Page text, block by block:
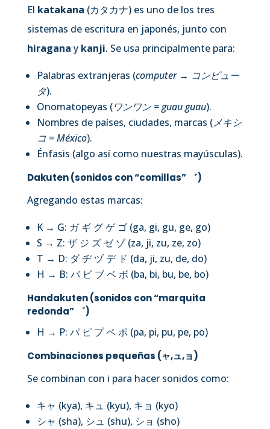
El katakana (カタカナ) es uno de los tres
sistemas de escritura en japonés, junto con
hiragana y kanji. Se usa principalmente para:
Palabras extranjeras (computer → コンピュー
タ).
Onomatopeyas (ワンワン = guau guau).
Nombres de países, ciudades, marcas (メキシ
コ = México).
Énfasis (algo así como nuestras mayúsculas).
Dakuten (sonidos con “comillas” ゛)
Agregando estas marcas:
K → G: ガ ギ グ ゲ ゴ (ga, gi, gu, ge, go)
S → Z: ザ ジ ズ ゼ ゾ (za, ji, zu, ze, zo)
T → D: ダ ヂ ヅ デ ド (da, ji, zu, de, do)
H → B: バ ビ ブ ベ ボ (ba, bi, bu, be, bo)
Handakuten (sonidos con “marquita
redonda” ゜)
H → P: パ ピ プ ペ ポ (pa, pi, pu, pe, po)
Combinaciones pequeñas (ャ,ュ,ョ)
Se combinan con i para hacer sonidos como:
キャ (kya), キュ (kyu), キョ (kyo)
シャ (sha), シュ (shu), ショ (sho)